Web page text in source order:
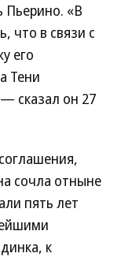
«В
что в связи с
его
Тени
сказал он 27
сочла отныне
пять лет
к